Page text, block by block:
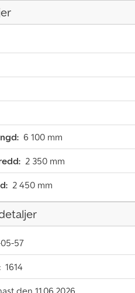
6 100 mm
2 350 mm
2 450 mm
57
1614